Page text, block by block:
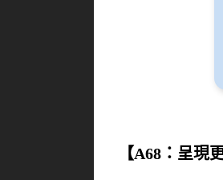
【A68：呈現